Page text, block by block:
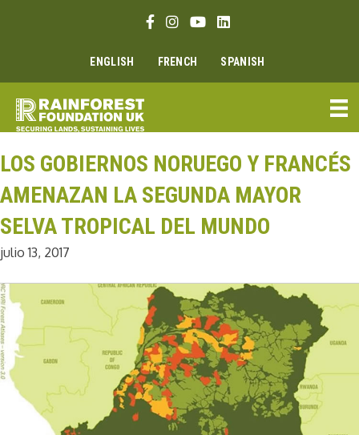
Enlace Facebook
Enlace Instagram
Enlace Youtube
Linkedin link
ENGLISH FRENCH SPANISH
LOS GOBIERNOS NORUEGO Y FRANCÉS
AMENAZAN LA SEGUNDA MAYOR
SELVA TROPICAL DEL MUNDO
julio 13, 2017